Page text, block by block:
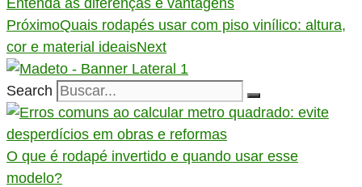
Entenda as diferenças e vantagens
PróximoQuais rodapés usar com piso vinílico: altura,
cor e material ideaisNext
Search
O que é rodapé invertido e quando usar esse
modelo?